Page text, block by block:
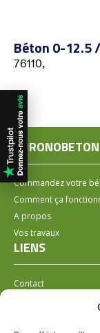
Béton 0-12.5
76110,
CHRONOBETON
Commandez votre
Comment ça
A propos
Vos travaux
LIENS
Contact